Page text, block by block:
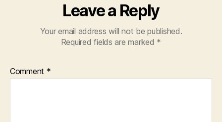
Leave a Reply
Your email address will not be published.
Required fields are marked *
Comment *